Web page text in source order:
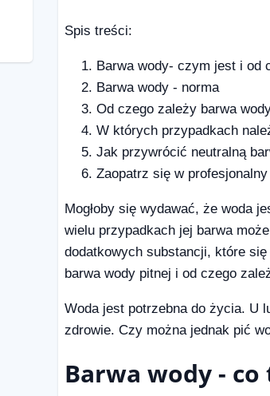
Spis treści:
Barwa wody- czym jest i od
Barwa wody - norma
Od czego zależy barwa
W których przypadkach
Jak przywrócić neutralną
Zaopatrz się w
Mogłoby się wydawać, że woda
wielu przypadkach jej barwa
dodatkowych substancji, które
barwa wody pitnej i od czego
Woda jest potrzebna do życia. U
zdrowie. Czy można jednak pić
Barwa wody - co